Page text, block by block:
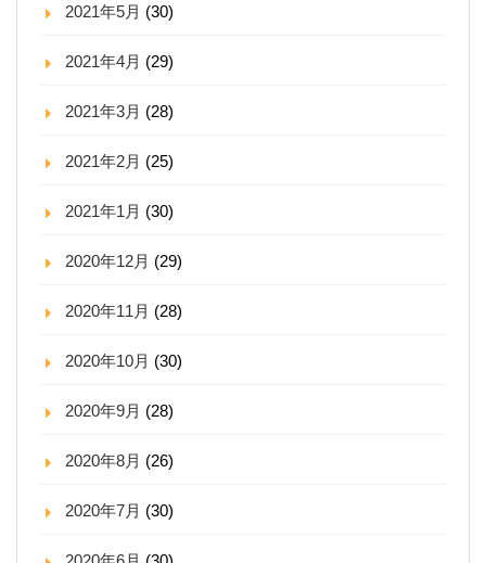
2021年5月 (30)
2021年4月 (29)
2021年3月 (28)
2021年2月 (25)
2021年1月 (30)
2020年12月 (29)
2020年11月 (28)
2020年10月 (30)
2020年9月 (28)
2020年8月 (26)
2020年7月 (30)